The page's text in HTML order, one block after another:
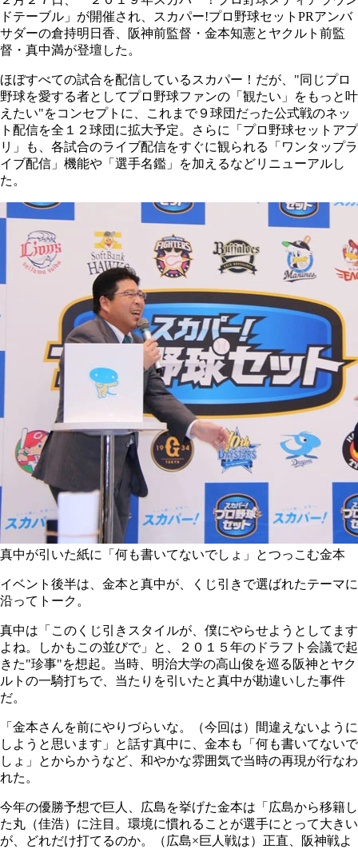
ドテーブル」が開催され、スカパー!プロ野球セットPRアンバ
サダーの倉持明日香、阪神前監督・金本知憲とヤクルト前監
督・真中満が登壇した。
ほぼすべての試合を配信しているスカパー！だが、"同じプロ
野球を愛する者としてプロ野球ファンの「観たい」をもっと叶
えたい"をコンセプトに、これまで９球団だった公式戦のネッ
ト配信を全１２球団に拡大予定。さらに「プロ野球セットアプ
リ」も、各試合のライブ配信をすぐに観られる「ワンタップラ
イブ配信」機能や「選手名鑑」を加えるなどリニューアルし
た。
真中が引いた紙に「何も書いてないでしょ」とつっこむ金本
イベント後半は、金本と真中が、くじ引きで選ばれたテーマに
沿ってトーク。
真中は「このくじ引きスタイルが、僕にやらせようとしてます
よね。しかもこの並びで」と、２０１５年のドラフト会議で起
きた"珍事"を想起。当時、明治大学の高山俊を巡る阪神とヤク
ルトの一騎打ちで、当たりを引いたと真中が勘違いした事件
だ。
「金本さんを前にやりづらいな。（今回は）間違えないように
しようと思います」と話す真中に、金本も「何も書いてないで
しょ」とからかうなど、和やかな雰囲気で当時の再現が行なわ
れた。
今年の優勝予想で巨人、広島を挙げた金本は「広島から移籍し
た丸（佳浩）に注目。環境に慣れることが選手にとって大きい
が、どれだけ打てるのか。（広島×巨人戦は）正直、阪神戦よ